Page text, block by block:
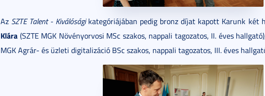
Az SZTE Talent - Kiválóságikategóriájában pedig bronz díjat kapott Karunk két
Klára (SZTE MGK Növényorvosi MSc szakos, nappali tagozatos, II. éves
MGK Agrár- és üzleti digitalizáció BSc szakos, nappali tagozatos, III. éves